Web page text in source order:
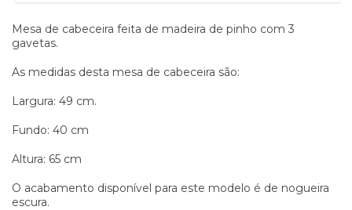
Mesa de cabeceira feita de madeira de pinho com 3
gavetas.
As medidas desta mesa de cabeceira são:
Largura: 49 cm.
Fundo: 40 cm
Altura: 65 cm
O acabamento disponível para este modelo é de nogueira
escura.